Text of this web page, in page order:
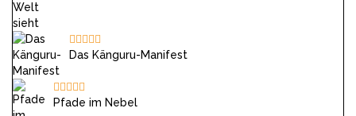
Das Känguru-Manifest
Pfade im Nebel